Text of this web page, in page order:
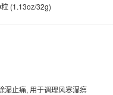
(1.13oz/32g)
湿止痛, 用于调理风寒湿痹